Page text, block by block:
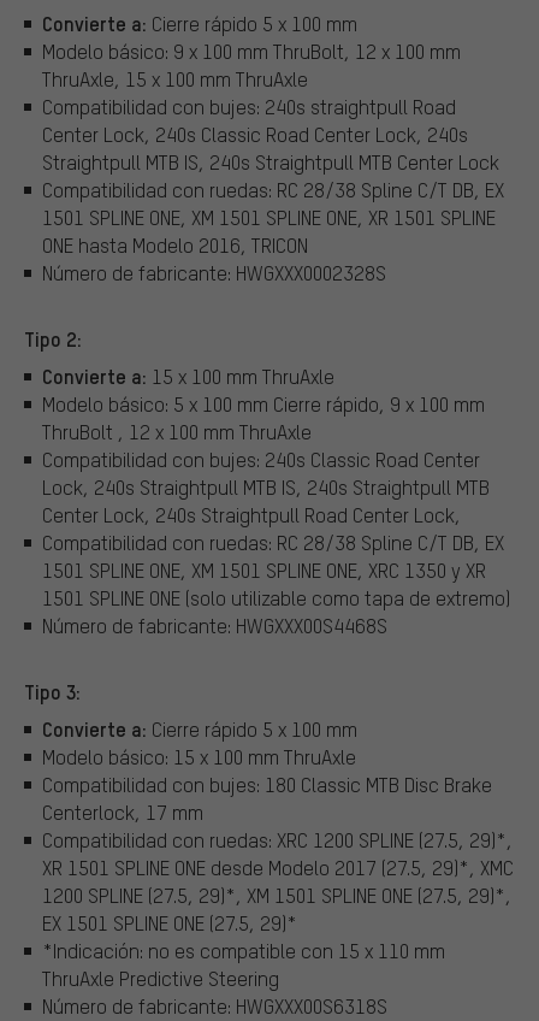
Convierte a: Cierre rápido 5 x 100 mm
Modelo básico: 9 x 100 mm ThruBolt, 12 x 100 mm
ThruAxle, 15 x 100 mm ThruAxle
Compatibilidad con bujes: 240s straightpull Road
Center Lock, 240s Classic Road Center Lock, 240s
Straightpull MTB IS, 240s Straightpull MTB Center Lock
Compatibilidad con ruedas: RC 28/38 Spline C/T DB, EX
1501 SPLINE ONE, XM 1501 SPLINE ONE, XR 1501 SPLINE
ONE hasta Modelo 2016, TRICON
Número de fabricante: HWGXXX0002328S
Tipo 2:
Convierte a: 15 x 100 mm ThruAxle
Modelo básico: 5 x 100 mm Cierre rápido, 9 x 100 mm
ThruBolt , 12 x 100 mm ThruAxle
Compatibilidad con bujes: 240s Classic Road Center
Lock, 240s Straightpull MTB IS, 240s Straightpull MTB
Center Lock, 240s Straightpull Road Center Lock,
Compatibilidad con ruedas: RC 28/38 Spline C/T DB, EX
1501 SPLINE ONE, XM 1501 SPLINE ONE, XRC 1350 y XR
1501 SPLINE ONE (solo utilizable como tapa de extremo)
Número de fabricante: HWGXXX00S4468S
Tipo 3:
Convierte a: Cierre rápido 5 x 100 mm
Modelo básico: 15 x 100 mm ThruAxle
Compatibilidad con bujes: 180 Classic MTB Disc Brake
Centerlock, 17 mm
Compatibilidad con ruedas: XRC 1200 SPLINE (27.5, 29)*,
XR 1501 SPLINE ONE desde Modelo 2017 (27.5, 29)*, XMC
1200 SPLINE (27.5, 29)*, XM 1501 SPLINE ONE (27.5, 29)*,
EX 1501 SPLINE ONE (27.5, 29)*
*Indicación: no es compatible con 15 x 110 mm
ThruAxle Predictive Steering
Número de fabricante: HWGXXX00S6318S